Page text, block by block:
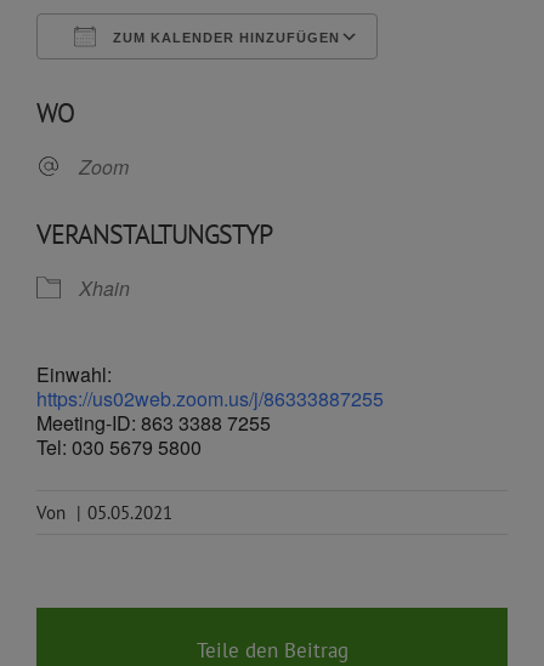
ZUM KALENDER HINZUFÜGEN
WO
Zoom
VERANSTALTUNGSTYP
Xhain
Einwahl:
https://us02web.zoom.us/j/86333887255
Meeting-ID: 863 3388 7255
Tel: 030 5679 5800
Von | 05.05.2021
Teile den Beitrag